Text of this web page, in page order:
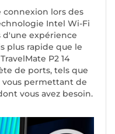
connexion lors des
Intel Wi-Fi
d'une expérience
plus rapide que le
P2 14
de ports, tels que
vous permettant de
vous avez besoin.